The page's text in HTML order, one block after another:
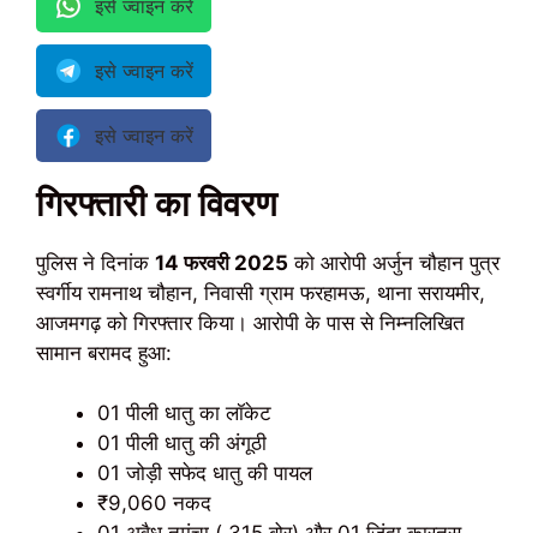
इसे ज्वाइन करें
इसे ज्वाइन करें
इसे ज्वाइन करें
गिरफ्तारी का विवरण
पुलिस ने दिनांक 14 फरवरी 2025 को आरोपी अर्जुन चौहान पुत्र
स्वर्गीय रामनाथ चौहान, निवासी ग्राम फरहामऊ, थाना सरायमीर,
आजमगढ़ को गिरफ्तार किया। आरोपी के पास से निम्नलिखित
सामान बरामद हुआ:
01 पीली धातु का लॉकेट
01 पीली धातु की अंगूठी
01 जोड़ी सफेद धातु की पायल
₹9,060 नकद